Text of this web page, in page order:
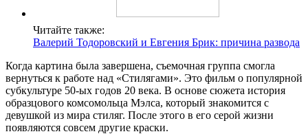
Читайте также:
Валерий Тодоровский и Евгения Брик: причина развода
Когда картина была завершена, съемочная группа смогла
вернуться к работе над «Стилягами». Это фильм о популярной
субкультуре 50-ых годов 20 века. В основе сюжета история
образцового комсомольца Мэлса, который знакомится с
девушкой из мира стиляг. После этого в его серой жизни
появляются совсем другие краски.